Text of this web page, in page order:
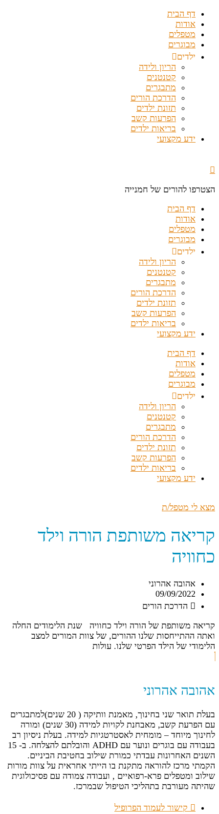
דף הבית
אודות
מטפלים
מבוגרים
ילדים
הריון ולידה
קטנטנים
מתבגרים
הדרכת הורים
תזונת ילדים
הפרעות קשב
בריאות ילדים
ידע מקצועי
הצטרפו להורים של חמנייה
דף הבית
אודות
מטפלים
מבוגרים
ילדים
הריון ולידה
קטנטנים
מתבגרים
הדרכת הורים
תזונת ילדים
הפרעות קשב
בריאות ילדים
ידע מקצועי
דף הבית
אודות
מטפלים
מבוגרים
ילדים
הריון ולידה
קטנטנים
מתבגרים
הדרכת הורים
תזונת ילדים
הפרעות קשב
בריאות ילדים
ידע מקצועי
מצא לי מטפל/ת
קריאה משותפת הורה וילד
כחוויה
אהובה אהרוני
09/09/2022
הדרכת הורים
קריאה משותפת של הורה וילד כחוויה שנת הלימודים החלה
ואתה ההתייחסות שלנו ההורים, של צוות המורים למצב
הלימודי של הילד הפרטי שלנו. עולות
אהובה אהרוני
בעלת תואר שני בחינוך, מאמנת וותיקה ( 20 שנים)למתבגרים
עם הפרעת קשב, מאבחנת לקויות למידה (30 שנים) ומורה
לחינוך מיוחד – מומחית לאסטרטגיות למידה. בעלת ניסיון רב
בעבודה עם בוגרים ונוער עם ADHD והובלתם להצלחה. ב- 15
השנים האחרונות עבדתי כמורת שילוב בחטיבת הביניים.
הקמתי מרכז להוראה מתקנת בו הייתי אחראית על צוות מורות
שילוב ומטפלים פרא-רפואיים , ועבודה צמודה עם פסיכולוגית
שהיתה מעורבת בתהליכי הטיפול שבמרכז.
קישור לעמוד הפרופיל